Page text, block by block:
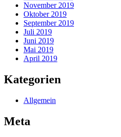
November 2019
Oktober 2019
September 2019
Juli 2019
Juni 2019
Mai 2019
April 2019
Kategorien
Allgemein
Meta